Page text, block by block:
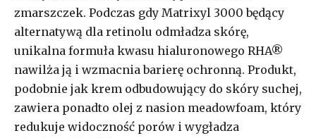
zmarszczek. Podczas gdy Matrixyl 3000 będący
alternatywą dla retinolu odmładza skórę,
unikalna formuła kwasu hialuronowego RHA®
nawilża ją i wzmacnia barierę ochronną. Produkt,
podobnie jak krem odbudowujący do skóry suchej,
zawiera ponadto olej z nasion meadowfoam, który
redukuje widoczność porów i wygładza